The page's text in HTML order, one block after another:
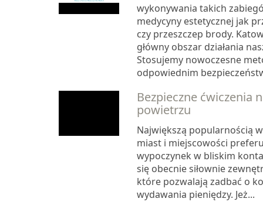
wykonywania takich
medycyny estetycznej jak
czy przeszczep brody.
główny obszar działania
Stosujemy nowoczesne
odpowiednim
Bezpieczne ćwiczenia
powietrzu
Największą popularnością
miast i miejscowości
wypoczynek w bliskim
się obecnie siłownie
które pozwalają zadbać o
wydawania pieniędzy. Jeż...